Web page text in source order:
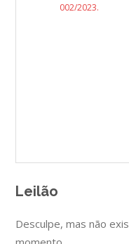
002/2023.
Leilão
Desculpe, mas não